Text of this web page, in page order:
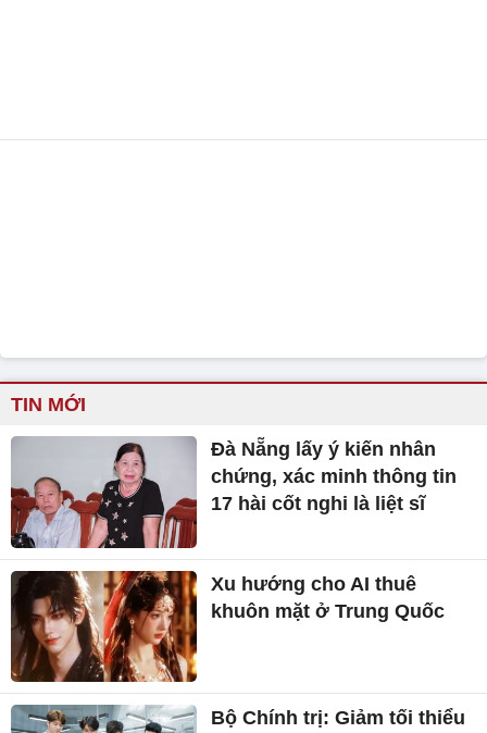
TIN MỚI
Đà Nẵng lấy ý kiến nhân
chứng, xác minh thông tin
17 hài cốt nghi là liệt sĩ
Xu hướng cho AI thuê
khuôn mặt ở Trung Quốc
Bộ Chính trị: Giảm tối thiểu